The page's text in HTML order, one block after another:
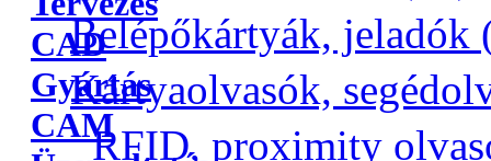
CAD
Gyártás
CAM
Belépőkártyák, jeladók
Kártyaolvasók,
RFID, proximity